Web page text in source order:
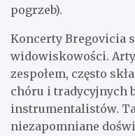
pogrzeb).
Koncerty Bregovicia
widowiskowości.
zespołem, często
chóru i tradycyjnych
instrumentalistów.
niezapomniane